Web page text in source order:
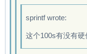
sprintf wrote:
这个100s有没有硬